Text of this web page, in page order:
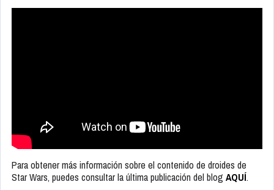
Para obtener más información sobre el contenido de droides de
Star Wars, puedes consultar la última publicación del blog AQUÍ.